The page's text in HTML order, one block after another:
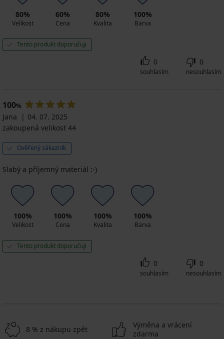
80%
Velikost
60%
Cena
80%
Kvalita
100%
Barva
Tento produkt doporučuji
0
souhlasím
0
nesouhlasím
100%
Jana
04. 07. 2025
zakoupená velikost 44
Ověřený zákazník
Slabý a příjemný materiál :-)
100%
Velikost
100%
Cena
100%
Kvalita
100%
Barva
Tento produkt doporučuji
0
souhlasím
0
nesouhlasím
8 % z nákupu zpět
Výměna a vrácení
zdarma